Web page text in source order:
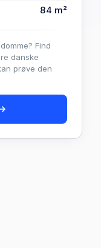
84 m²
Find
danske
prøve den